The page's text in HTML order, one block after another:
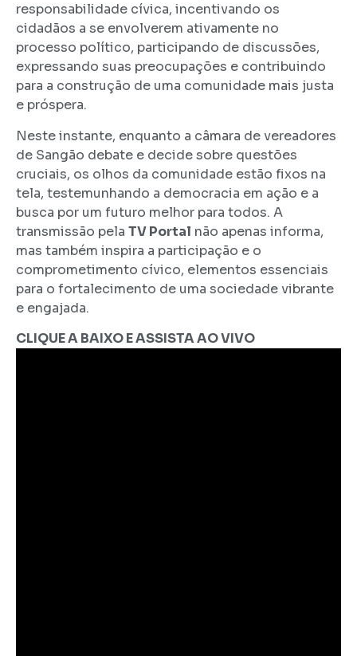
responsabilidade cívica, incentivando os
cidadãos a se envolverem ativamente no
processo político, participando de discussões,
expressando suas preocupações e contribuindo
para a construção de uma comunidade mais justa
e próspera.
Neste instante, enquanto a câmara de vereadores
de Sangão debate e decide sobre questões
cruciais, os olhos da comunidade estão fixos na
tela, testemunhando a democracia em ação e a
busca por um futuro melhor para todos. A
transmissão pela TV Portal não apenas informa,
mas também inspira a participação e o
comprometimento cívico, elementos essenciais
para o fortalecimento de uma sociedade vibrante
e engajada.
CLIQUE A BAIXO E ASSISTA AO VIVO